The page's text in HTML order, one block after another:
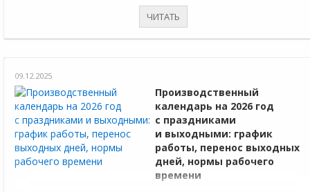
ЧИТАТЬ
09.12.2025
Производственный
календарь на 2026 год
с праздниками
и выходными: график
работы, перенос выходных
дней, нормы рабочего
времени